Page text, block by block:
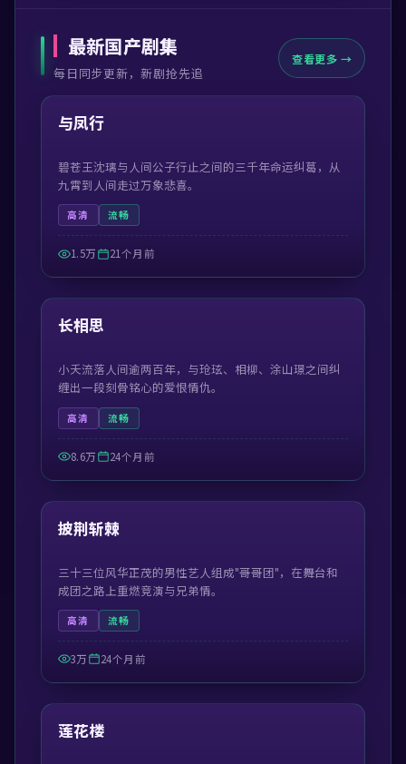
最新国产剧集
每日同步更新，新剧抢先追
查看更多 →
最新
与凤行
碧苍王沈璃与人间公子行止之间的三千年命运纠葛，从
九霄到人间走过万象悲喜。
高清 流畅
1.5万 21个月前
最新
47:39
长相思
小夭流落人间逾两百年，与玱玹、相柳、涂山璟之间纠
缠出一段刻骨铭心的爱恨情仇。
高清 流畅
8.6万 24个月前
最新
41:21
披荆斩棘
三十三位风华正茂的男性艺人组成"哥哥团"，在舞台和
成团之路上重燃竞演与兄弟情。
高清 流畅
3万 24个月前
最新
44:30
莲花楼